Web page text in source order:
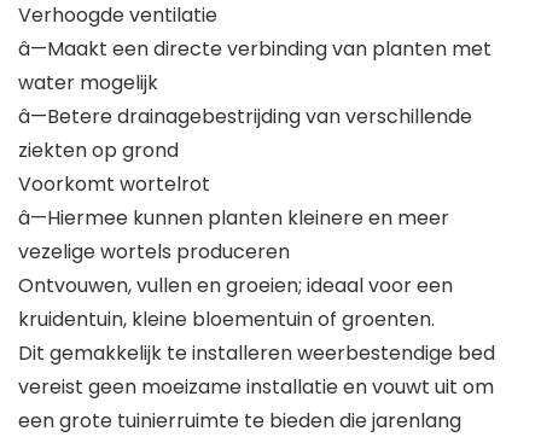
Verhoogde ventilatie
â—Maakt een directe verbinding van planten met
water mogelijk
â—Betere drainagebestrijding van verschillende
ziekten op grond
Voorkomt wortelrot
â—Hiermee kunnen planten kleinere en meer
vezelige wortels produceren
Ontvouwen, vullen en groeien; ideaal voor een
kruidentuin, kleine bloementuin of groenten.
Dit gemakkelijk te installeren weerbestendige bed
vereist geen moeizame installatie en vouwt uit om
een grote tuinierruimte te bieden die jarenlang